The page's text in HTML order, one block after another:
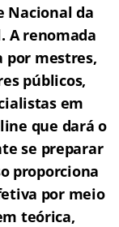
Nacional da
A renomada
por mestres,
públicos,
em
que dará o
se preparar
proporciona
por meio
teórica,